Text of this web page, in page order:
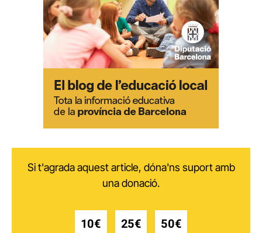
Si t'agrada aquest article, dóna'ns suport amb
una donació.
10€ 25€ 50€